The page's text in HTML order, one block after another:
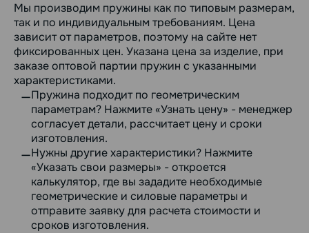
Мы производим пружины как по типовым размерам,
так и по индивидуальным требованиям. Цена
зависит от параметров, поэтому на сайте нет
фиксированных цен. Указана цена за изделие, при
заказе оптовой партии пружин с указанными
характеристиками.
Пружина подходит по геометрическим
параметрам? Нажмите «Узнать цену» - менеджер
согласует детали, рассчитает цену и сроки
изготовления.
Нужны другие характеристики? Нажмите
«Указать свои размеры» - откроется
калькулятор, где вы зададите необходимые
геометрические и силовые параметры и
отправите заявку для расчета стоимости и
сроков изготовления.